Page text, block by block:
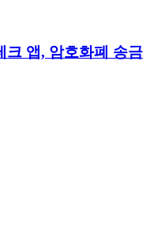
크 앱, 암호화폐 송금